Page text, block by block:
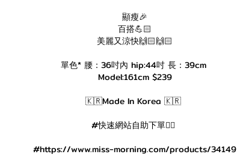
顯瘦🎉
百搭💪🏻
美麗又涼快🙌🏻🙌🏻
單色* 腰：36吋內 hip:44吋 長：39cm
Model:161cm $239
🇰🇷Made In Korea 🇰🇷
#快速網站自助下單👇🏻
#https://www.miss-morning.com/products/34149